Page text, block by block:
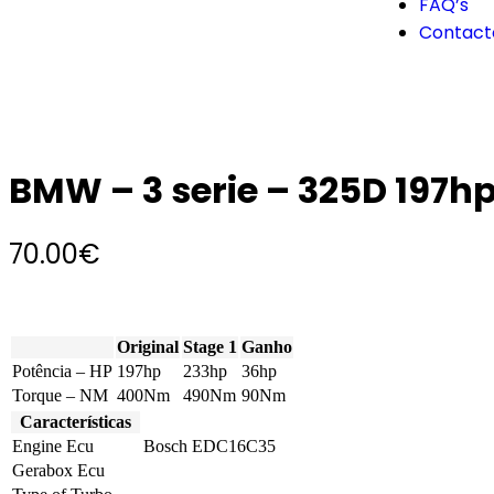
BMW – 3 serie – 325D
70.00€
Original Stage 1 Ganho
Potência – HP 197hp 233hp
36hp
Torque – NM 400Nm 490Nm 90Nm
Características
Engine Ecu
Bosch EDC16C35
Gerabox Ecu